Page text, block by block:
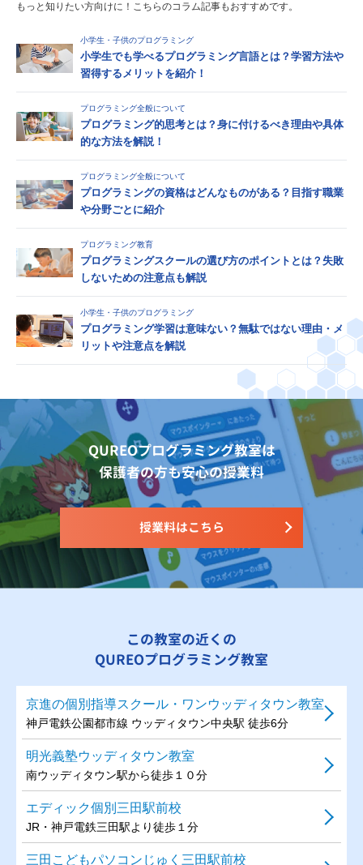
もっと知りたい方向けに！こちらのコラム記事もおすすめです。
小学生・子供のプログラミング
小学生でも学べるプログラミング言語とは？学習方法や
習得するメリットを紹介！
プログラミング全般について
プログラミング的思考とは？身に付けるべき理由や具体
的な方法を解説！
プログラミング全般について
プログラミングの資格はどんなものがある？目指す職業
や分野ごとに紹介
プログラミング教育
プログラミングスクールの選び方のポイントとは？失敗
しないための注意点も解説
小学生・子供のプログラミング
プログラミング学習は意味ない？無駄ではない理由・メ
リットや注意点を解説
QUREOプログラミング教室は
保護者の方も安心の授業料
授業料はこちら
この教室の近くの
QUREOプログラミング教室
京進の個別指導スクール・ワンウッディタウン教室
神戸電鉄公園都市線 ウッディタウン中央駅 徒歩6分
明光義塾ウッディタウン教室
南ウッディタウン駅から徒歩１０分
エディック個別三田駅前校
JR・神戸電鉄三田駅より徒歩１分
三田こどもパソコンじゅく三田駅前校